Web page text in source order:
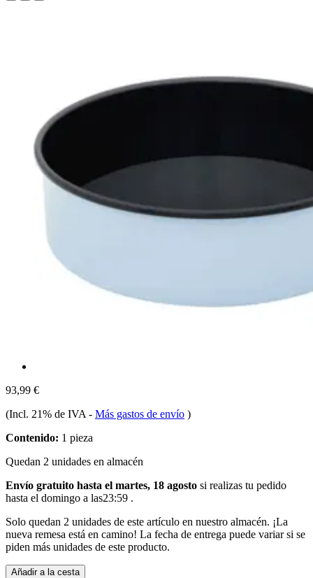
93,99 €
(Incl. 21% de IVA - Más gastos de envío )
Contenido: 1 pieza
Quedan 2 unidades en almacén
Envío gratuito hasta el martes, 18 agosto si realizas tu pedido
hasta el domingo a las23:59 .
Solo quedan 2 unidades de este artículo en nuestro almacén. ¡La
nueva remesa está en camino! La fecha de entrega puede variar si se
piden más unidades de este producto.
Añadir a la cesta